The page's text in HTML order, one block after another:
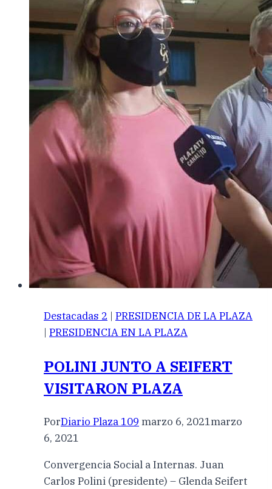
Destacadas 2 | PRESIDENCIA DE LA PLAZA
| PRESIDENCIA EN LA PLAZA
POLINI JUNTO A SEIFERT
VISITARON PLAZA
PorDiario Plaza 109 marzo 6, 2021marzo
6, 2021
Convergencia Social a Internas. Juan
Carlos Polini (presidente) – Glenda Seifert